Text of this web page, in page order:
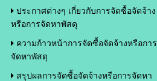
ประกาศต่างๆ เกี่ยวกับการจัดซื้อจัดจ้าง
หรือการจัดหาพัสดุ
ความก้าวหน้าการจัดซื้อจัดจ้างหรือการ
จัดหาพัสดุ
สรุปผลการจัดซื้อจัดจ้างหรือการจัดหา